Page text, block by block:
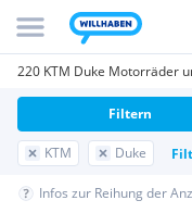
220 KTM Duke Motorräder
KTM Duke
Filtern
Infos zur Reihung der